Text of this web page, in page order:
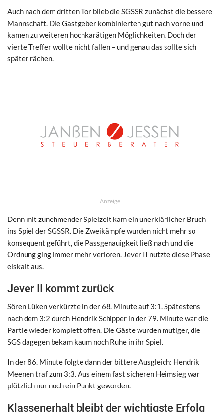
Auch nach dem dritten Tor blieb die SGSSR zunächst die bessere
Mannschaft. Die Gastgeber kombinierten gut nach vorne und
kamen zu weiteren hochkarätigen Möglichkeiten. Doch der
vierte Treffer wollte nicht fallen – und genau das sollte sich
später rächen.
Anzeige
Denn mit zunehmender Spielzeit kam ein unerklärlicher Bruch
ins Spiel der SGSSR. Die Zweikämpfe wurden nicht mehr so
konsequent geführt, die Passgenauigkeit ließ nach und die
Ordnung ging immer mehr verloren. Jever II nutzte diese Phase
eiskalt aus.
Jever II kommt zurück
Sören Lüken verkürzte in der 68. Minute auf 3:1. Spätestens
nach dem 3:2 durch Hendrik Schipper in der 79. Minute war die
Partie wieder komplett offen. Die Gäste wurden mutiger, die
SGS dagegen bekam kaum noch Ruhe in ihr Spiel.
In der 86. Minute folgte dann der bittere Ausgleich: Hendrik
Meenen traf zum 3:3. Aus einem fast sicheren Heimsieg war
plötzlich nur noch ein Punkt geworden.
Klassenerhalt bleibt der wichtigste Erfolg